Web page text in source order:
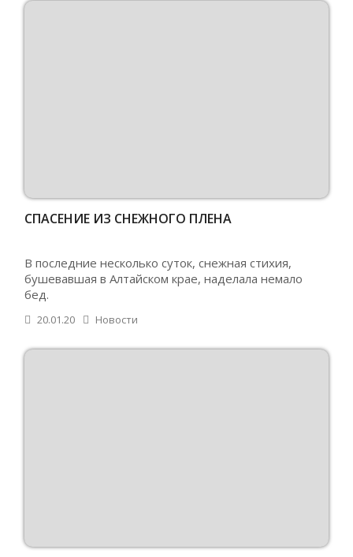
СПАСЕНИЕ ИЗ СНЕЖНОГО ПЛЕНА
В последние несколько суток, снежная стихия,
бушевавшая в Алтайском крае, наделала немало
бед.
20.01.20 Новости